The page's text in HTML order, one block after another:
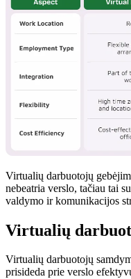
Virtualių darbuotojų
nebeatria verslo, tačiau tai
valdymo ir komunikacijos
Virtualių
Virtualių darbuotojų
prisideda prie verslo